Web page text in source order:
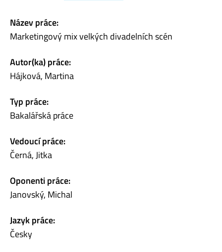
Název práce:
Marketingový mix velkých divadelních scén
Autor(ka) práce:
Hájková, Martina
Typ práce:
Bakalářská práce
Vedoucí práce:
Černá, Jitka
Oponenti práce:
Janovský, Michal
Jazyk práce:
Česky